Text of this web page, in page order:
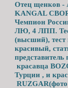
Отец щенков -
KANGAL C
Чемпион
ЛЮ, 4 ЛПП.
(высший), тест
красивый,
красавца
Турции , и